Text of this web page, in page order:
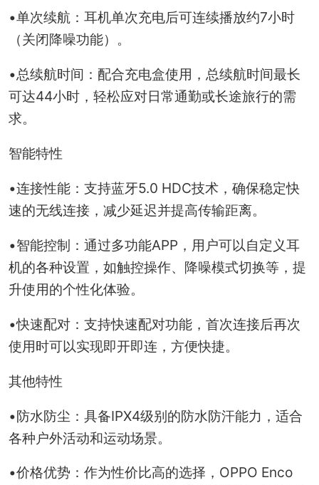
•单次续航：耳机单次充电后可连续播放约7小时
（关闭降噪功能）。
•总续航时间：配合充电盒使用，总续航时间最长
可达44小时，轻松应对日常通勤或长途旅行的需
求。
智能特性
•连接性能：支持蓝牙5.0 HDC技术，确保稳定快
速的无线连接，减少延迟并提高传输距离。
•智能控制：通过多功能APP，用户可以自定义耳
机的各种设置，如触控操作、降噪模式切换等，提
升使用的个性化体验。
•快速配对：支持快速配对功能，首次连接后再次
使用时可以实现即开即连，方便快捷。
其他特性
•防水防尘：具备IPX4级别的防水防汗能力，适合
各种户外活动和运动场景。
•价格优势：作为性价比高的选择，OPPO Enco